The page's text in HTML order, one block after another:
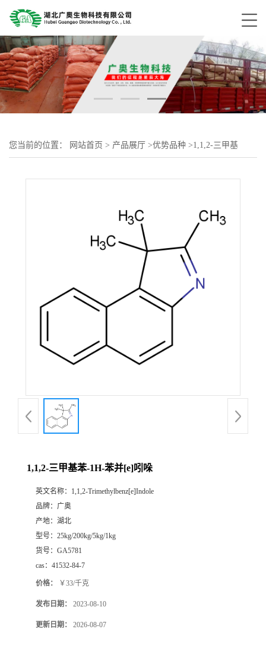
您当前的位置： 网站首页 > 产品展厅 >优势品种 >1,1,2-三甲基
1,1,2-三甲基苯-1H-苯并[e]吲哚
英文名称： 1,1,2-Trimethylbenz[e]Indole
品牌： 广奥
产地： 湖北
型号： 25kg/200kg/5kg/1kg
货号： GA5781
cas： 41532-84-7
价格： ￥33/千克
发布日期： 2023-08-10
更新日期： 2026-08-07